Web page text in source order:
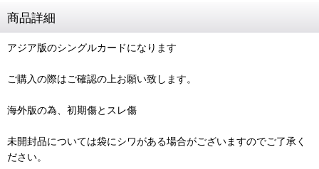
商品詳細
アジア版のシングルカードになります
ご購入の際はご確認の上お願い致します。
海外版の為、初期傷とスレ傷
未開封品については袋にシワがある場合がございますのでご了承く
ださい。